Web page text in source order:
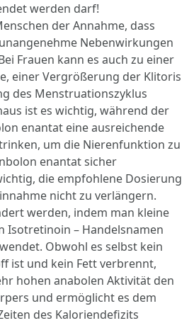
werden darf!
der Annahme, dass
Nebenwirkungen
Frauen kann es auch zu einer
einer Vergrößerung der Klitoris
des Menstruationszyklus
ist es wichtig, während der
enantat eine ausreichende
um die Nierenfunktion zu
enantat sicher
die empfohlene Dosierung
nicht zu verlängern.
werden, indem man kleine
Isotretinoin – Handelsnamen
Obwohl es selbst kein
ist und kein Fett verbrennt,
hohen anabolen Aktivität den
und ermöglicht es dem
des Kaloriendefizits